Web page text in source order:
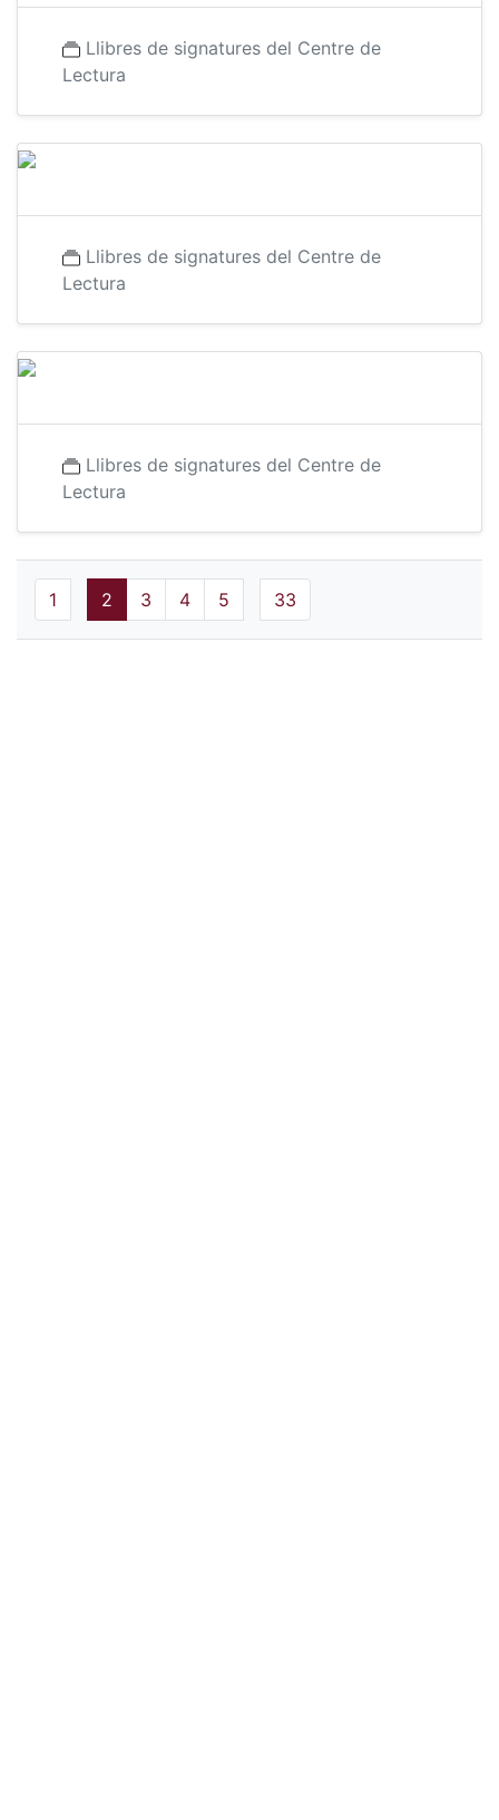
Llibres de signatures del Centre de
Lectura
Llibres de signatures del Centre de
Lectura
Llibres de signatures del Centre de
Lectura
1 2 3 4 5 33